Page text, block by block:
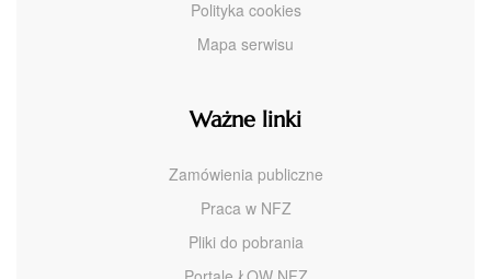
Polityka cookies
Mapa serwisu
Ważne linki
Zamówienia publiczne
Praca w NFZ
Pliki do pobrania